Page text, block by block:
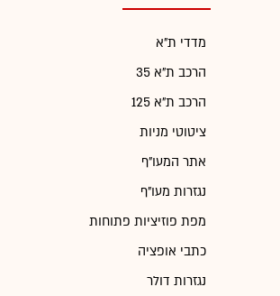
מדדי ת"א
הרכב ת"א 35
הרכב ת"א 125
ציטוטי מניות
אתר המעו"ף
נגזרות מעו"ף
מפת פוזיציות פתוחות
כתבי אופציה
נגזרות דולר